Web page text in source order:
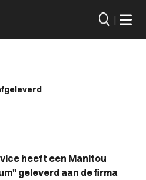
|
heeft een Manitou
geleverd aan de firma